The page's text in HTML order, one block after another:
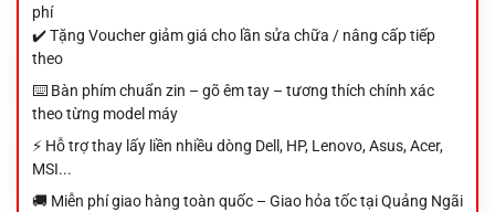
phí
✔️ Tặng Voucher giảm giá cho lần sửa chữa / nâng cấp tiếp
theo
⌨️ Bàn phím chuẩn zin – gõ êm tay – tương thích chính xác
theo từng model máy
⚡ Hỗ trợ thay lấy liền nhiều dòng Dell, HP, Lenovo, Asus, Acer,
MSI...
🚚 Miễn phí giao hàng toàn quốc – Giao hỏa tốc tại Quảng Ngãi